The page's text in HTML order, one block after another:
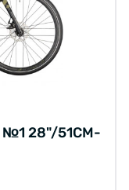
№1 28"/51CM-